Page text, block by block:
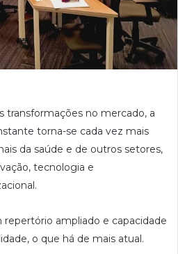
transformações no mercado, a
torna-se cada vez mais
da saúde e de outros setores,
tecnologia e
ampliado e capacidade
o que há de mais atual.